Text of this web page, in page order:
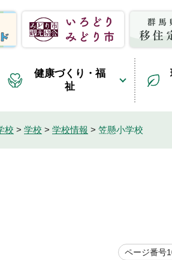
健康づくり・福
祉
校 > 学校 > 学校情報 > 笠懸小学校
ページ番号